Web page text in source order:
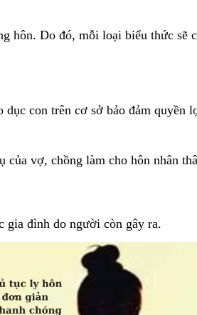
Do đó, mỗi loại biểu thức sẽ
con trên cơ sở bảo đảm quyền
của vợ, chồng làm cho hôn nhân
gia đình do người còn gây ra.